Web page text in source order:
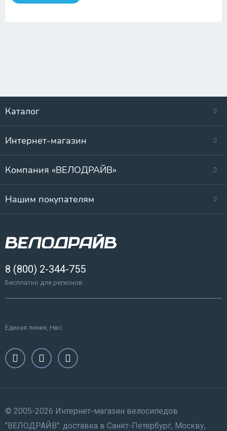
Каталог
Интернет-магазин
Компания «ВЕЛОДРАЙВ»
Нашим покупателям
8 (800) 2-344-755
Бесплатно для регионов
Единая линия, Нвс.
© 2005-2026 Интернет-магазин велосипедов
"ВЕЛОДРАЙВ": доставка в Санкт-Петербург, Москву,